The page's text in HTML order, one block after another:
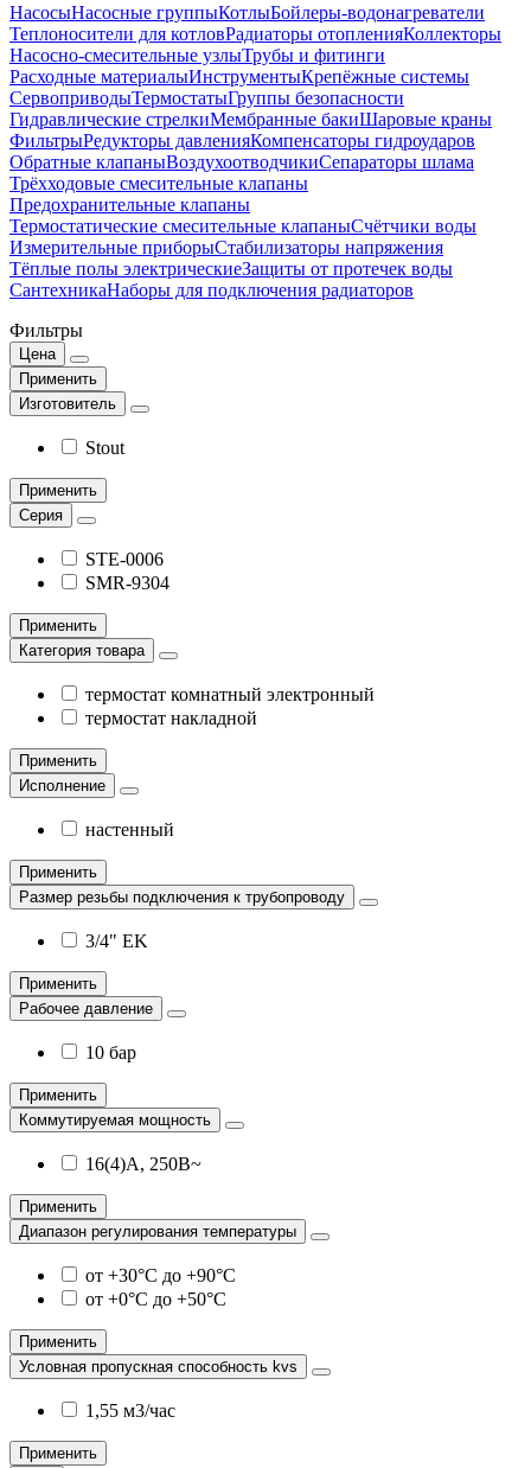
НасосыНасосные группыКотлыБойлеры-водонагреватели
Теплоносители для котловРадиаторы отопленияКоллекторы
Насосно-смесительные узлыТрубы и фитинги
Расходные материалыИнструментыКрепёжные системы
СервоприводыТермостатыГруппы безопасности
Гидравлические стрелкиМембранные бакиШаровые краны
ФильтрыРедукторы давленияКомпенсаторы гидроударов
Обратные клапаныВоздухоотводчикиСепараторы шлама
Трёхходовые смесительные клапаны
Предохранительные клапаны
Термостатические смесительные клапаныСчётчики воды
Измерительные приборыСтабилизаторы напряжения
Тёплые полы электрическиеЗащиты от протечек воды
СантехникаНаборы для подключения радиаторов
Фильтры
Цена
Применить
Изготовитель
Stout
Применить
Серия
STE-0006
SMR-9304
Применить
Категория товара
термостат комнатный электронный
термостат накладной
Применить
Исполнение
настенный
Применить
Размер резьбы подключения к трубопроводу
3/4" EK
Применить
Рабочее давление
10 бар
Применить
Коммутируемая мощность
16(4)А, 250В~
Применить
Диапазон регулирования температуры
от +30°C до +90°C
от +0°C до +50°C
Применить
Условная пропускная способность kvs
1,55 м3/час
Применить